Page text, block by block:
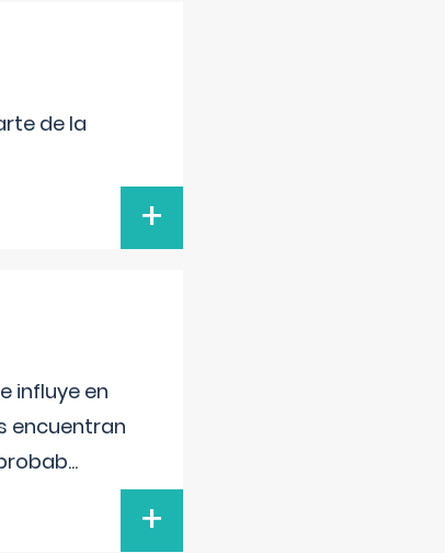
de la
+
influye en
encuentran
...
+